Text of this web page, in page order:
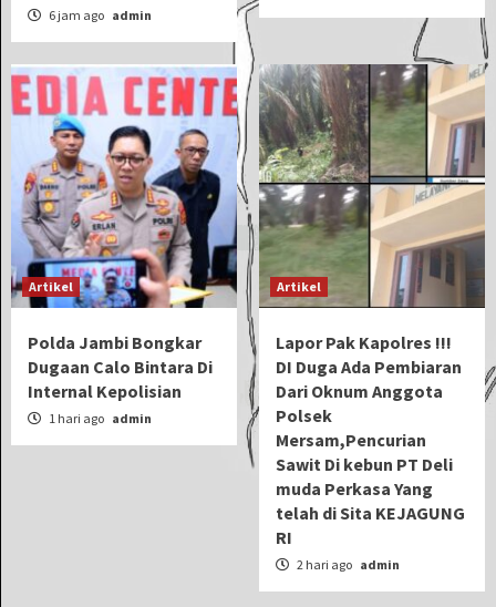
6 jam ago admin
Artikel
Polda Jambi Bongkar
Dugaan Calo Bintara Di
Internal Kepolisian
1 hari ago admin
Artikel
Lapor Pak Kapolres !!!
DI Duga Ada Pembiaran
Dari Oknum Anggota
Polsek
Mersam,Pencurian
Sawit Di kebun PT Deli
muda Perkasa Yang
telah di Sita KEJAGUNG
RI
2 hari ago admin